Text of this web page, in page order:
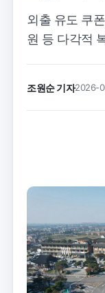
외출 유도 쿠
원 등 다각적
조원순 기자2026-